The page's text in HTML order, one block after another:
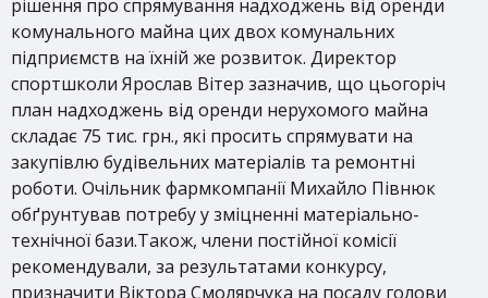
рішення про спрямування надходжень від оренди
комунального майна цих двох комунальних
підприємств на їхній же розвиток. Директор
спортшколи Ярослав Вітер зазначив, що цьогоріч
план надходжень від оренди нерухомого майна
складає 75 тис. грн., які просить спрямувати на
закупівлю будівельних матеріалів та ремонтні
роботи. Очільник фармкомпанії Михайло Півнюк
обґрунтував потребу у зміцненні матеріально-
технічної бази.Також, члени постійної комісії
рекомендували, за результатами конкурсу,
призначити Віктора Смолярчука на посаду голови